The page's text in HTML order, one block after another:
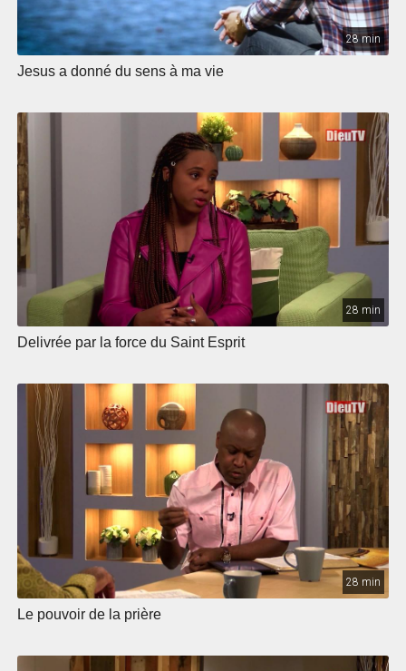
28 min
Jesus a donné du sens à ma vie
28 min
Delivrée par la force du Saint Esprit
28 min
Le pouvoir de la prière